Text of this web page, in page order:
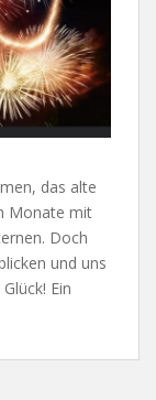
das alte
Monate mit
Doch
und uns
Ein